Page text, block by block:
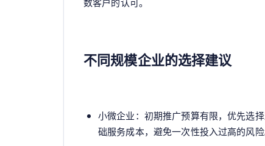
不同规模企业的选择建议
小微企业：初期推广预算有限，优先选
础服务成本，避免一次性投入过高的风险